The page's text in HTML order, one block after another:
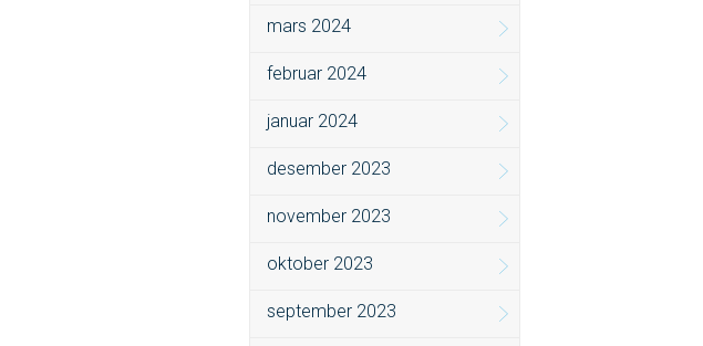
mars 2024
februar 2024
januar 2024
desember 2023
november 2023
oktober 2023
september 2023